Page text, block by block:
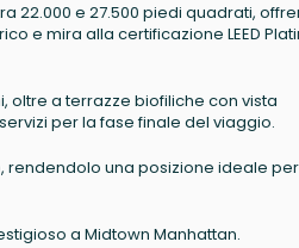
22.000 e 27.500 piedi quadrati,
e mira alla certificazione LEED
oltre a terrazze biofiliche con vista
per la fase finale del viaggio.
rendendolo una posizione ideale per
a Midtown Manhattan.